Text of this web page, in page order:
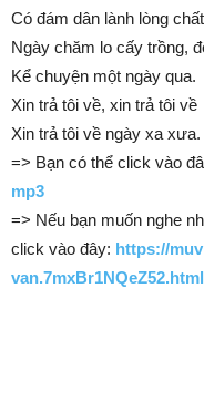
Có đám dân lành lòng
Ngày chăm lo cấy trồng,
Kể chuyện một ngày qua.
Xin trả tôi về, xin trả tôi về
Xin trả tôi về ngày xa xưa.
=> Bạn có thể click vào
mp3
=> Nếu bạn muốn nghe
click vào đây: https://
van.7mxBr1NQeZ52.html